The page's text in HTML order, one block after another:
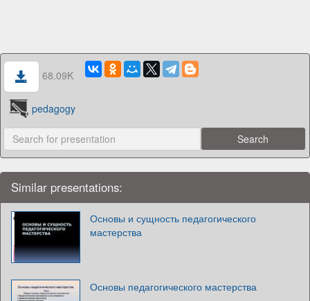
68.09K
pedagogy
Similar presentations:
Основы и сущность педагогического
мастерства
Основы педагогического мастерства